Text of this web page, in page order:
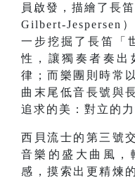
員啟發，描繪了長
Gilbert-Jespersen
一步挖掘了長笛「
性，讓獨奏者奏出
律；而樂團則時常
曲末尾低音長號與
追求的美：對立的
西貝流士的第三號
音樂的盛大曲風，
感，摸索出更精煉